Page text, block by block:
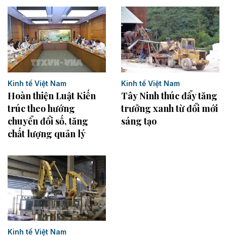
Kinh tế Việt Nam
Hoàn thiện Luật Kiến
trúc theo hướng
chuyển đổi số, tăng
chất lượng quản lý
Kinh tế Việt Nam
Tây Ninh thúc đẩy tăng
trưởng xanh từ đổi mới
sáng tạo
Kinh tế Việt Nam